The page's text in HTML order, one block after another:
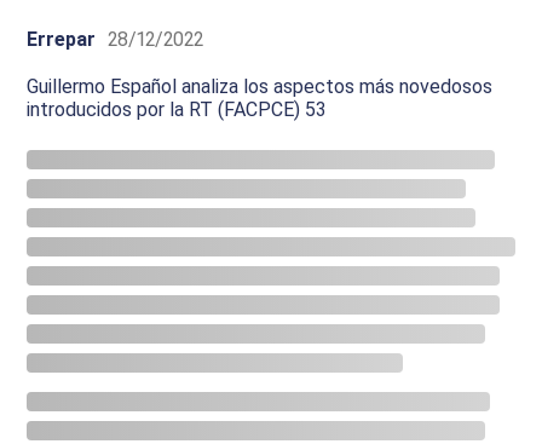
Errepar 28/12/2022
Guillermo Español analiza los aspectos más novedosos
introducidos por la RT (FACPCE) 53